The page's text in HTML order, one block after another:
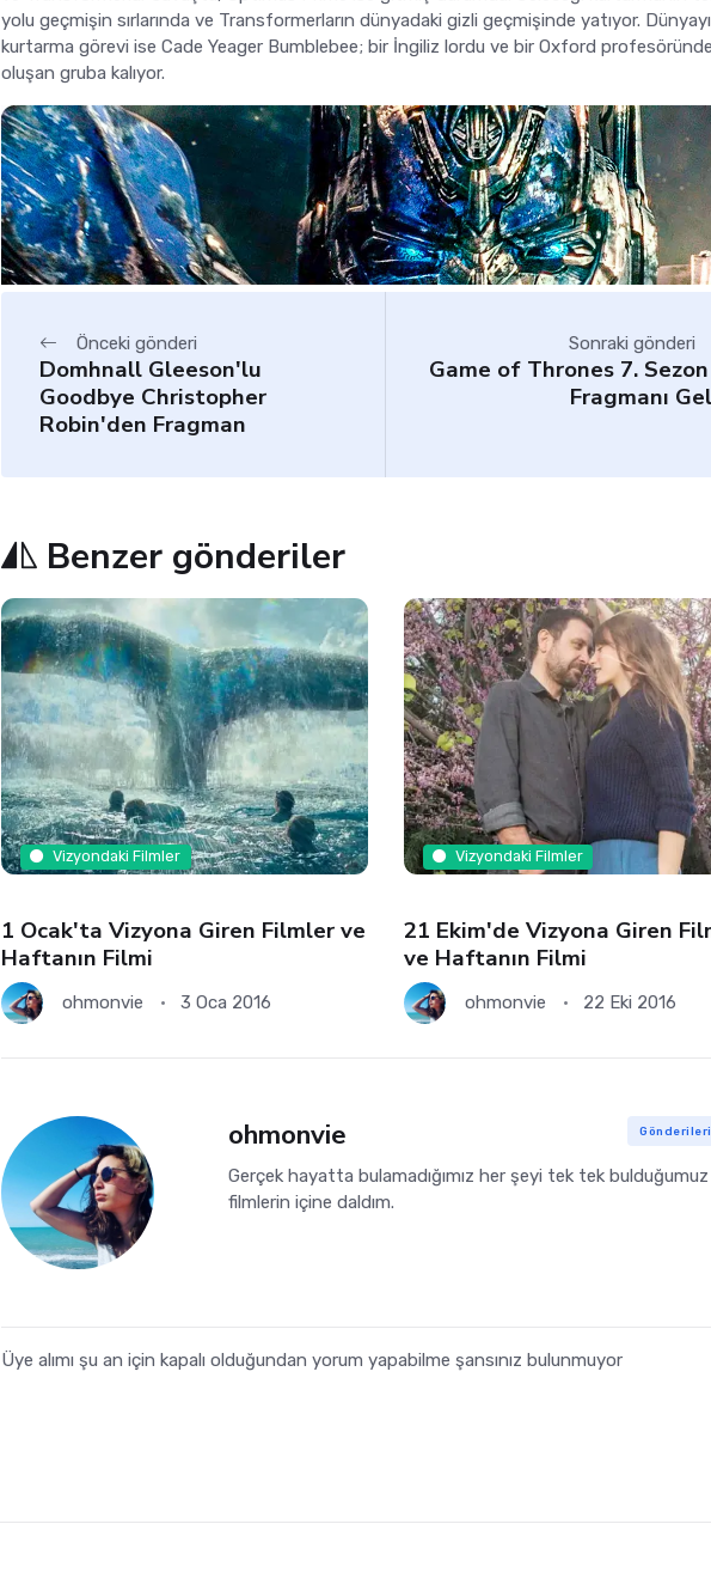
yolu geçmişin sırlarında ve Transformerların dünyadaki gizli geçmişinde yatıyor. Dünyayı
kurtarma görevi ise Cade Yeager Bumblebee; bir İngiliz lordu ve bir Oxford
oluşan gruba kalıyor.
Önceki gönderi
Domhnall Gleeson'lu
Goodbye Christopher
Robin'den Fragman
Sonraki gönderi
Game of Thrones 7.
Fragmanı
Benzer gönderiler
Vizyondaki Filmler
1 Ocak'ta Vizyona Giren Filmler ve
Haftanın Filmi
ohmonvie 3 Oca 2016
Vizyondaki Filmler
21 Ekim'de Vizyona Giren
ve Haftanın Filmi
ohmonvie 22 Eki 2016
ohmonvie
Gerçek hayatta bulamadığımız her şeyi tek tek
filmlerin içine daldım.
Üye alımı şu an için kapalı olduğundan yorum yapabilme şansınız bulunmuyor